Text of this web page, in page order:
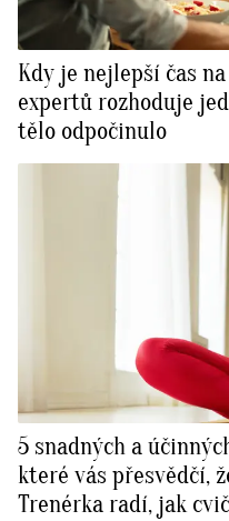
Kdy je nejlepší čas
expertů rozhoduje
tělo odpočinulo
5 snadných a
které vás přesvědčí,
Trenérka radí, jak